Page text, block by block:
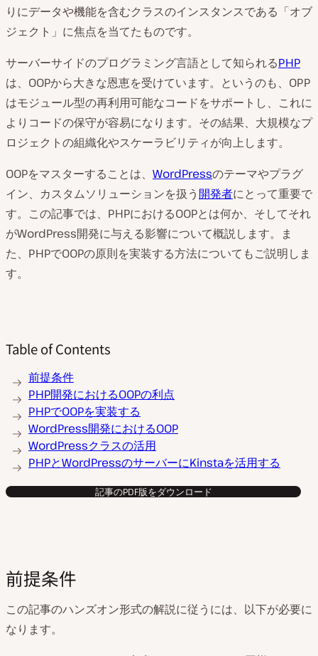
りにデータや機能を含むクラスのインスタンスである「オブ
ジェクト」に焦点を当てたものです。
サーバーサイドのプログラミング言語として知られるPHP
は、OOPから大きな恩恵を受けています。というのも、OPP
はモジュール型の再利用可能なコードをサポートし、これに
よりコードの保守が容易になります。その結果、大規模なプ
ロジェクトの組織化やスケーラビリティが向上します。
OOPをマスターすることは、 WordPressのテーマやプラグ
イン、カスタムソリューションを扱う 開発者にとって重要で
す。この記事では、PHPにおけるOOPとは何か、そしてそれ
がWordPress開発に与える影響について概説します。ま
た、PHPでOOPの原則を実装する方法についてもご説明しま
す。
Table of Contents
前提条件
PHP開発におけるOOPの利点
PHPでOOPを実装する
WordPress開発におけるOOP
WordPressクラスの活用
PHPとWordPressのサーバーにKinstaを活用する
記事のPDF版をダウンロード
前提条件
この記事のハンズオン形式の解説に従うには、以下が必要に
なります。